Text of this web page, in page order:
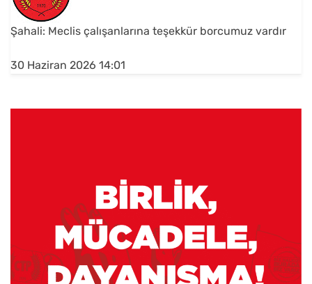
Şahali: Meclis çalışanlarına teşekkür borcumuz vardır
30 Haziran 2026 14:01